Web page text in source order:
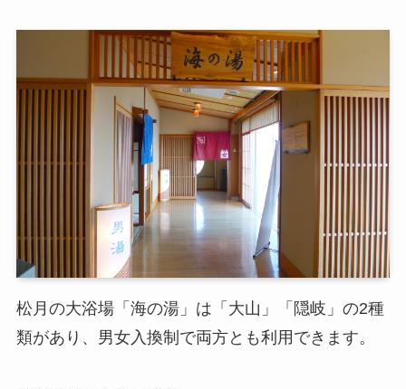
松月の大浴場「海の湯」は「大山」「隠岐」の2種
類があり、男女入換制で両方とも利用できます。